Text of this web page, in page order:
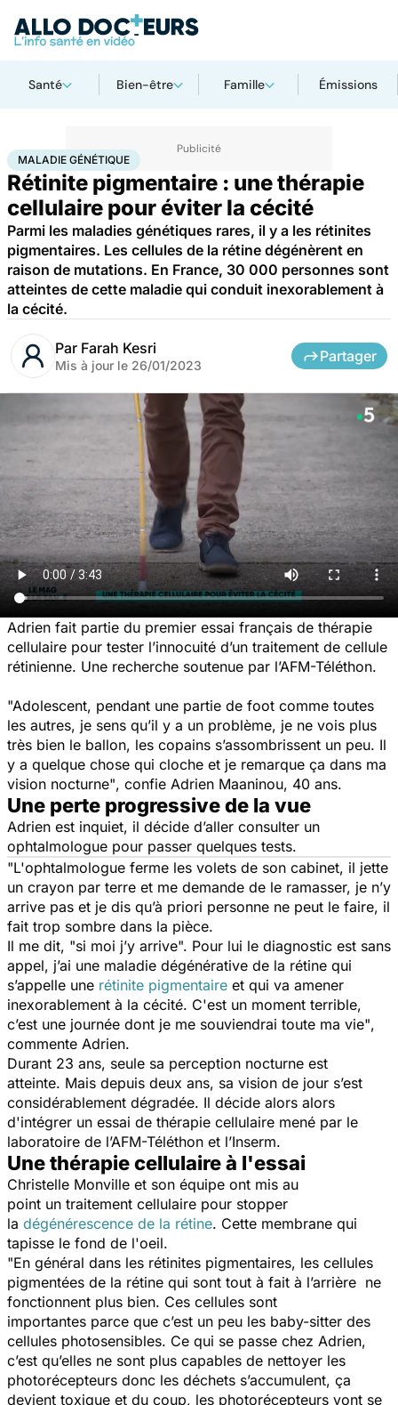
Santé Bien-être Famille Émissions
AccueilSantéMaladiesMaladie génétique
MALADIE GÉNÉTIQUE
Rétinite pigmentaire : une thérapie
cellulaire pour éviter la cécité
Parmi les maladies génétiques rares, il y a les rétinites
pigmentaires. Les cellules de la rétine dégénèrent en
raison de mutations. En France, 30 000 personnes sont
atteintes de cette maladie qui conduit inexorablement à
la cécité.
Par Farah Kesri
Mis à jour le 26/01/2023
Partager
Adrien fait partie du premier essai français de thérapie
cellulaire pour tester l’innocuité d’un traitement de cellule
rétinienne. Une recherche soutenue par l’AFM-Téléthon.
"Adolescent, pendant une partie de foot comme toutes
les autres, je sens qu’il y a un problème, je ne vois plus
très bien le ballon, les copains s’assombrissent un peu. Il
y a quelque chose qui cloche et je remarque ça dans ma
vision nocturne", confie Adrien Maaninou, 40 ans.
Une perte progressive de la vue
Adrien est inquiet, il décide d’aller consulter un
ophtalmologue pour passer quelques tests.
"L'ophtalmologue ferme les volets de son cabinet, il jette
un crayon par terre et me demande de le ramasser, je n’y
arrive pas et je dis qu’à priori personne ne peut le faire, il
fait trop sombre dans la pièce.
Il me dit, "si moi j’y arrive". Pour lui le diagnostic est sans
appel, j’ai une maladie dégénérative de la rétine qui
s’appelle une rétinite pigmentaire et qui va amener
inexorablement à la cécité. C'est un moment terrible,
c’est une journée dont je me souviendrai toute ma vie",
commente Adrien.
Durant 23 ans, seule sa perception nocturne est
atteinte. Mais depuis deux ans, sa vision de jour s’est
considérablement dégradée. Il décide alors alors
d'intégrer un essai de thérapie cellulaire mené par le
laboratoire de l’AFM-Téléthon et l’Inserm.
Une thérapie cellulaire à l'essai
Christelle Monville et son équipe ont mis au
point un traitement cellulaire pour stopper
la dégénérescence de la rétine. Cette membrane qui
tapisse le fond de l'oeil.
"En général dans les rétinites pigmentaires, les cellules
pigmentées de la rétine qui sont tout à fait à l’arrière ne
fonctionnent plus bien. Ces cellules sont
importantes parce que c’est un peu les baby-sitter des
cellules photosensibles. Ce qui se passe chez Adrien,
c’est qu’elles ne sont plus capables de nettoyer les
photorécepteurs donc les déchets s’accumulent, ça
devient toxique et du coup, les photorécepteurs vont se